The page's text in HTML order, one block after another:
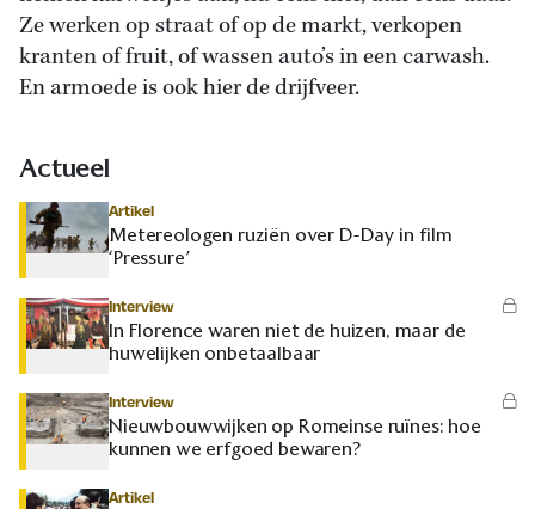
Ze werken op straat of op de markt, verkopen
kranten of fruit, of wassen auto’s in een carwash.
En armoede is ook hier de drijfveer.
Actueel
Artikel
Metereologen ruziën over D-Day in film
‘Pressure’
Interview
In Florence waren niet de huizen, maar de
huwelijken onbetaalbaar
Interview
Nieuwbouwwijken op Romeinse ruïnes: hoe
kunnen we erfgoed bewaren?
Artikel